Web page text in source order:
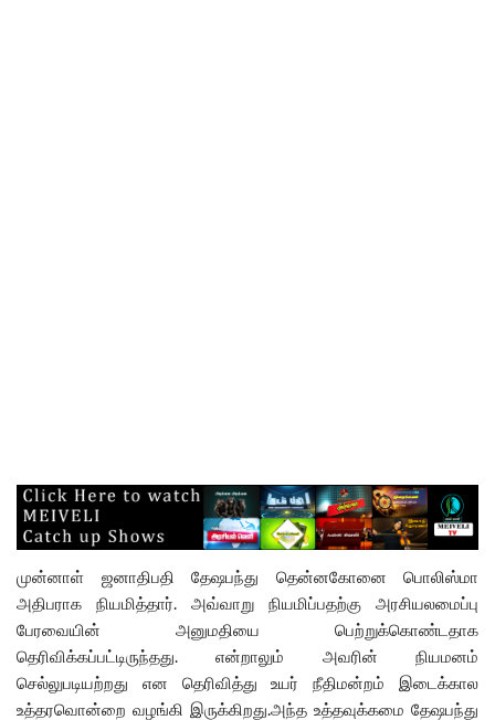
முன்னாள் ஜனாதிபதி தேஷபந்து தென்னகோனை பொலிஸ்மா
அதிபராக நியமித்தார். அவ்வாறு நியமிப்பதற்கு அரசியலமைப்பு
பேரவையின் அனுமதியை பெற்றுக்கொண்டதாக
தெரிவிக்கப்பட்டிருந்தது. என்றாலும் அவரின் நியமனம்
செல்லுபடியற்றது என தெரிவித்து உயர் நீதிமன்றம் இடைக்கால
உத்தரவொன்றை வழங்கி இருக்கிறது.அந்த உத்தவுக்கமை தேஷபந்து